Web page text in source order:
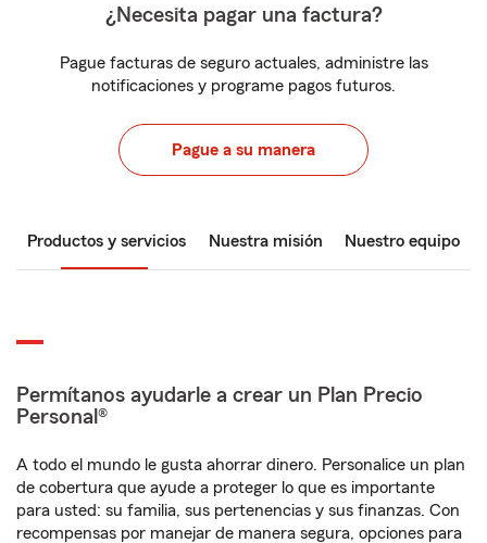
¿Necesita pagar una factura?
Pague facturas de seguro actuales, administre las
notificaciones y programe pagos futuros.
Pague a su manera
Productos y servicios Nuestra misión Nuestro equipo
Permítanos ayudarle a crear un Plan Precio
Personal®
A todo el mundo le gusta ahorrar dinero. Personalice un plan
de cobertura que ayude a proteger lo que es importante
para usted: su familia, sus pertenencias y sus finanzas. Con
recompensas por manejar de manera segura, opciones para